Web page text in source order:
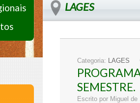
LAGES
Categoria: LAGES
SEMESTRE.
Escrito por Miguel de